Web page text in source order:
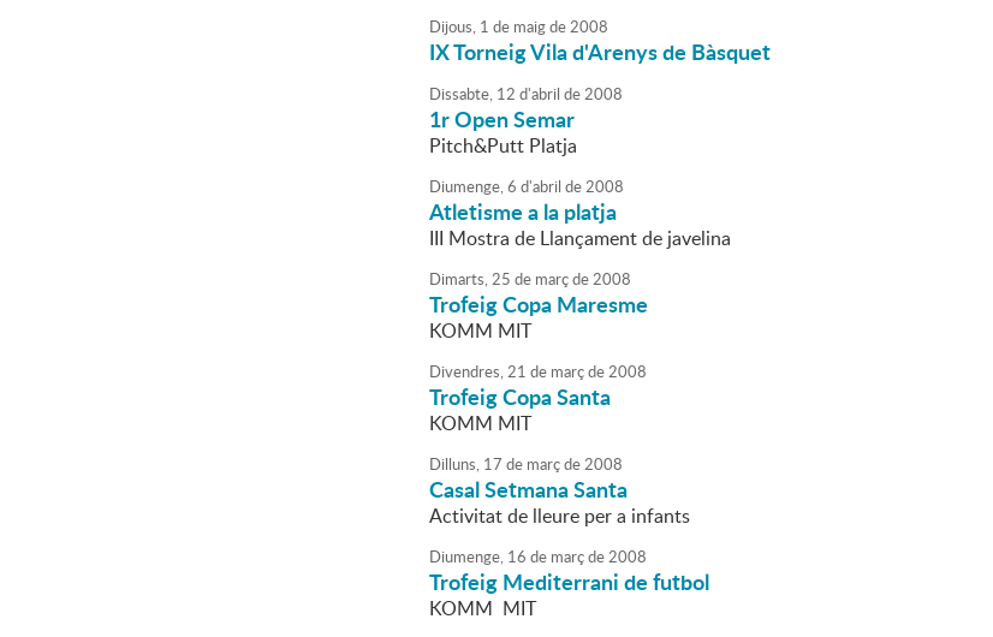
Dijous, 1 de maigde2008
IX Torneig Vila d'Arenys de Bàsquet
Dissabte, 12 d'abril de2008
1r Open Semar
Pitch&Putt Platja
Diumenge,6 d'abril de2008
Atletisme a la platja
III Mostra de Llançament de javelina
Dimarts,25 de marçde2008
Trofeig Copa Maresme
KOMM MIT
Divendres,21 de marçde2008
Trofeig Copa Santa
KOMM MIT
Dilluns, 17 de marçde2008
Casal Setmana Santa
Activitat de lleure per a infants
Diumenge, 16 de marçde2008
Trofeig Mediterrani de futbol
KOMM MIT